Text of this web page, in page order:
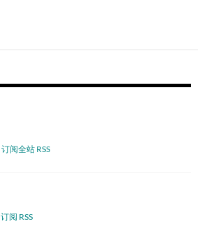
订阅全站 RSS
订阅 RSS